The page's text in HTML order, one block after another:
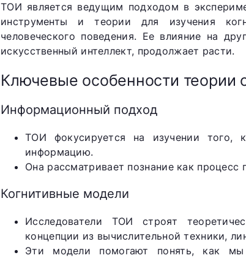
ТОИ является ведущим подходом в
инструменты и теории для изучения
человеческого поведения. Ее влияние на
искусственный интеллект, продолжает расти.
Ключевые особенности теории
Информационный подход
ТОИ фокусируется на изучении того,
информацию.
Она рассматривает познание как
Когнитивные модели
Исследователи ТОИ строят
концепции из вычислительной техники,
Эти модели помогают понять, как